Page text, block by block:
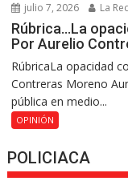
julio 7, 2026 La
Rúbrica…La
Por Aurelio
RúbricaLa opacidad
Contreras Moreno
pública en medio...
OPINIÓN
POLICIACA